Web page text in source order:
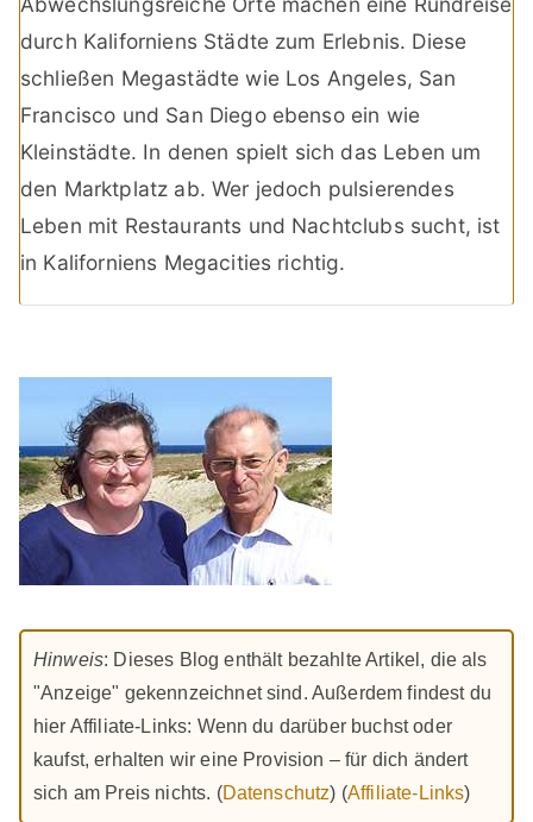
durch Kaliforniens Städte zum Erlebnis. Diese
schließen Megastädte wie Los Angeles, San
Francisco und San Diego ebenso ein wie
Kleinstädte. In denen spielt sich das Leben um
den Marktplatz ab. Wer jedoch pulsierendes
Leben mit Restaurants und Nachtclubs sucht, ist
in Kaliforniens Megacities richtig.
Hinweis: Dieses Blog enthält bezahlte Artikel, die als
"Anzeige" gekennzeichnet sind. Außerdem findest du
hier Affiliate-Links: Wenn du darüber buchst oder
kaufst, erhalten wir eine Provision – für dich ändert
sich am Preis nichts. (Datenschutz) (Affiliate-Links)